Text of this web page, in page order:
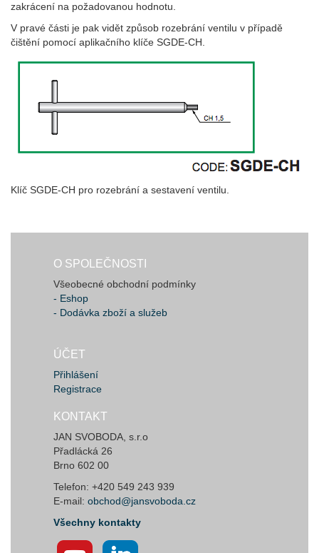
zakrácení na požadovanou hodnotu.
V pravé části je pak vidět způsob rozebrání ventilu v případě
čištění pomocí aplikačního klíče SGDE-CH.
Klíč SGDE-CH pro rozebrání a sestavení ventilu.
O SPOLEČNOSTI
Všeobecné obchodní podmínky
- Eshop
- Dodávka zboží a služeb
ÚČET
Přihlášení
Registrace
KONTAKT
JAN SVOBODA, s.r.o
Přadlácká 26
Brno 602 00
Telefon: +420 549 243 939
E-mail: obchod@jansvoboda.cz
Všechny kontakty